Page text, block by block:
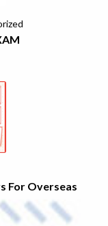
For Overseas